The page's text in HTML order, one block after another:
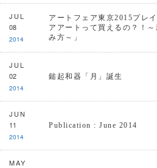
JUL
08
2014
アートフェア東京2015プレ
アアートって買えるの？！
み方～」
JUL
02
2014
鎚起和器「月」誕生
JUN
11
2014
Publication : June 2014
MAY